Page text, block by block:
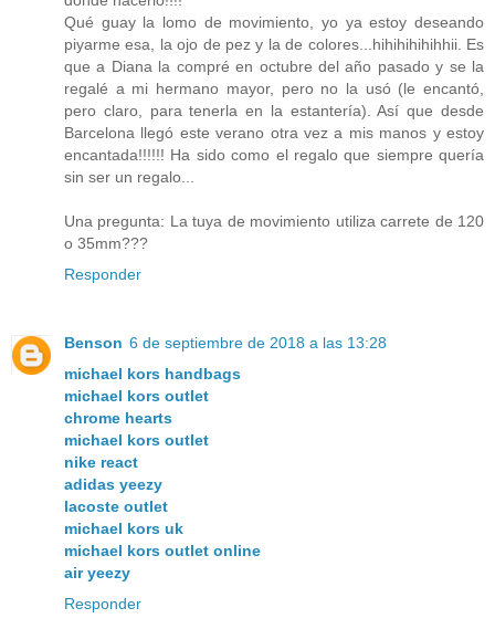
Qué guay la lomo de movimiento, yo ya estoy deseando
piyarme esa, la ojo de pez y la de colores...hihihihihihhii. Es
que a Diana la compré en octubre del año pasado y se la
regalé a mi hermano mayor, pero no la usó (le encantó,
pero claro, para tenerla en la estantería). Así que desde
Barcelona llegó este verano otra vez a mis manos y estoy
encantada!!!!!! Ha sido como el regalo que siempre quería
sin ser un regalo...
Una pregunta: La tuya de movimiento utiliza carrete de 120
o 35mm???
Responder
Benson 6 de septiembre de 2018 a las 13:28
michael kors handbags
michael kors outlet
chrome hearts
michael kors outlet
nike react
adidas yeezy
lacoste outlet
michael kors uk
michael kors outlet online
air yeezy
Responder